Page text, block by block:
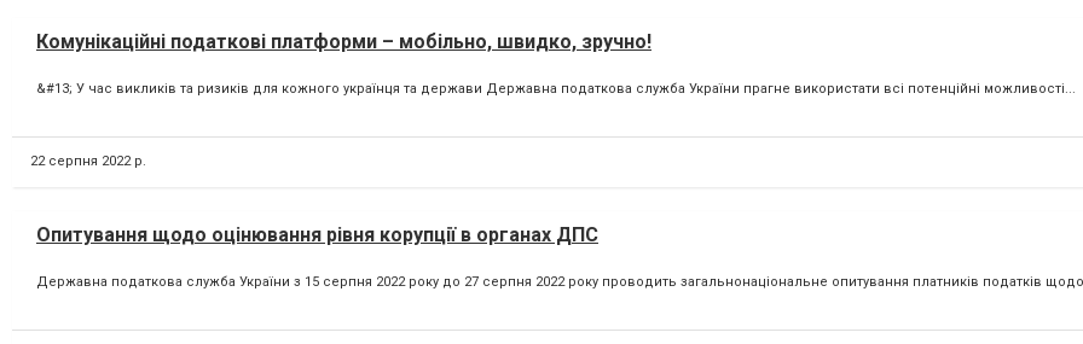
Комунікаційні податкові платформи – мобільно, швидко, зручно!
&#13; У час викликів та ризиків для кожного українця та держави Державна податкова служба України прагне використати всі потенційні можливості...
22 серпня 2022 р.
Опитування щодо оцінювання рівня корупції в органах ДПС
Державна податкова служба України з 15 серпня 2022 року до 27 серпня 2022 року проводить загальнонаціональне опитування платників податків